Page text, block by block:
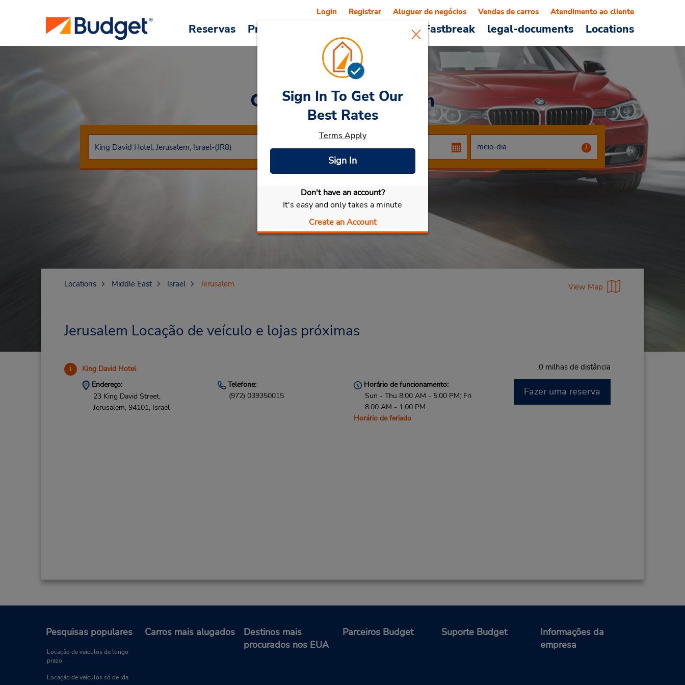
Reservas Promoções Veículos e serviços Fastbreak legal-documents Locations
Login Registrar Aluguer de negócios Vendas de carros Atendimento ao cliente
Car Rental Jerusalem
Selecionar meu carro
Sign In To Get Our
Best Rates
Terms Apply
Sign In
Don't have an account?
It's easy and only takes a minute
Create an Account
Locations Middle East Israel Jerusalem View Map
Jerusalem Locação de veículo e lojas próximas
1 King David Hotel .0 milhas de distância
Endereço:
23 King David Street,
Jerusalem, 94101, Israel
Telefone:
(972) 039350015
Horário de funcionamento:
Sun - Thu 8:00 AM - 5:00 PM; Fri
8:00 AM - 1:00 PM
Horário de feriado
Fazer uma reserva
Pesquisas populares
Locação de veículos de longo
prazo
Locação de veículos só de ida
Carros mais alugados
Destinos mais
procurados nos EUA
Parceiros Budget Suporte Budget
Informações da
empresa